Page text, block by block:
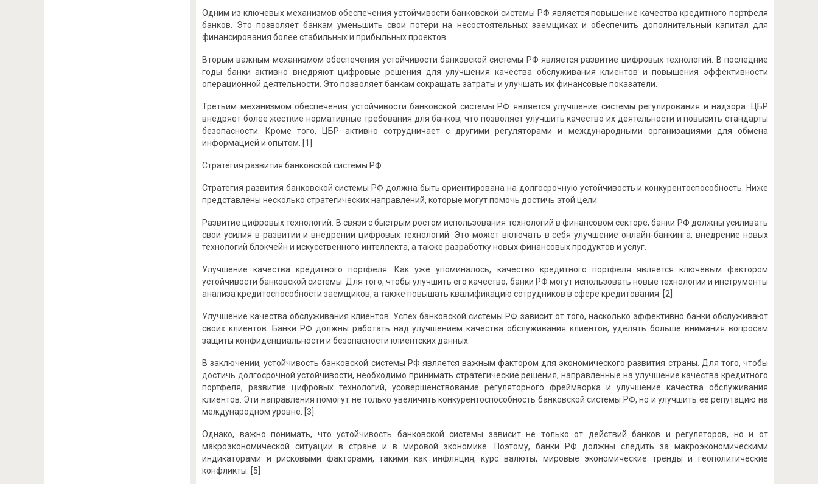
Одним из ключевых механизмов обеспечения устойчивости банковской системы РФ является повышение качества кредитного портфеля
банков. Это позволяет банкам уменьшить свои потери на несостоятельных заемщиках и обеспечить дополнительный капитал для
финансирования более стабильных и прибыльных проектов.
Вторым важным механизмом обеспечения устойчивости банковской системы РФ является развитие цифровых технологий. В последние
годы банки активно внедряют цифровые решения для улучшения качества обслуживания клиентов и повышения эффективности
операционной деятельности. Это позволяет банкам сокращать затраты и улучшать их финансовые показатели.
Третьим механизмом обеспечения устойчивости банковской системы РФ является улучшение системы регулирования и надзора. ЦБР
внедряет более жесткие нормативные требования для банков, что позволяет улучшить качество их деятельности и повысить стандарты
безопасности. Кроме того, ЦБР активно сотрудничает с другими регуляторами и международными организациями для обмена
информацией и опытом. [1]
Стратегия развития банковской системы РФ
Стратегия развития банковской системы РФ должна быть ориентирована на долгосрочную устойчивость и конкурентоспособность. Ниже
представлены несколько стратегических направлений, которые могут помочь достичь этой цели:
Развитие цифровых технологий. В связи с быстрым ростом использования технологий в финансовом секторе, банки РФ должны усиливать
свои усилия в развитии и внедрении цифровых технологий. Это может включать в себя улучшение онлайн-банкинга, внедрение новых
технологий блокчейн и искусственного интеллекта, а также разработку новых финансовых продуктов и услуг.
Улучшение качества кредитного портфеля. Как уже упоминалось, качество кредитного портфеля является ключевым фактором
устойчивости банковской системы. Для того, чтобы улучшить его качество, банки РФ могут использовать новые технологии и инструменты
анализа кредитоспособности заемщиков, а также повышать квалификацию сотрудников в сфере кредитования. [2]
Улучшение качества обслуживания клиентов. Успех банковской системы РФ зависит от того, насколько эффективно банки обслуживают
своих клиентов. Банки РФ должны работать над улучшением качества обслуживания клиентов, уделять больше внимания вопросам
защиты конфиденциальности и безопасности клиентских данных.
В заключении, устойчивость банковской системы РФ является важным фактором для экономического развития страны. Для того, чтобы
достичь долгосрочной устойчивости, необходимо принимать стратегические решения, направленные на улучшение качества кредитного
портфеля, развитие цифровых технологий, усовершенствование регуляторного фреймворка и улучшение качества обслуживания
клиентов. Эти направления помогут не только увеличить конкурентоспособность банковской системы РФ, но и улучшить ее репутацию на
международном уровне. [3]
Однако, важно понимать, что устойчивость банковской системы зависит не только от действий банков и регуляторов, но и от
макроэкономической ситуации в стране и в мировой экономике. Поэтому, банки РФ должны следить за макроэкономическими
индикаторами и рисковыми факторами, такими как инфляция, курс валюты, мировые экономические тренды и геополитические
конфликты. [5]